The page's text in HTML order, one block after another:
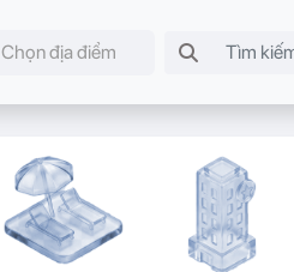
Chọn địa điểm